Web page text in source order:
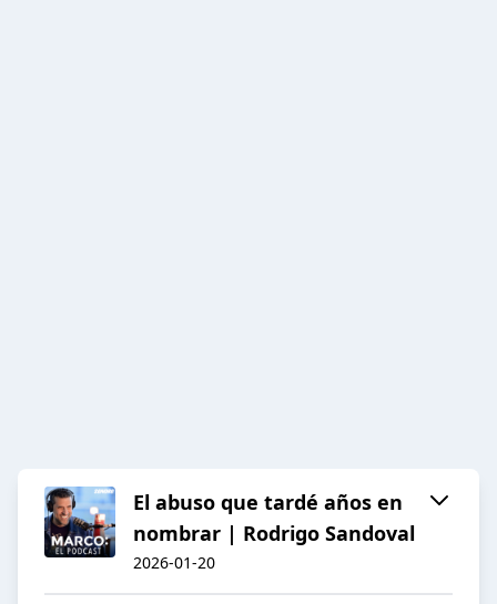
El abuso que tardé años en
nombrar | Rodrigo Sandoval
2026-01-20